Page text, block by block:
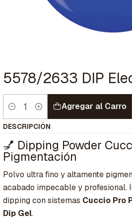
5578/2633 DIP
Cantidad
Agregar al Carro
DESCRIPCIÓN
💅 Dipping Powder
Pigmentación
Polvo ultra fino y altamente
acabado impecable y profesional.
dipping con sistemas Cuccio Pro
Dip Gel.